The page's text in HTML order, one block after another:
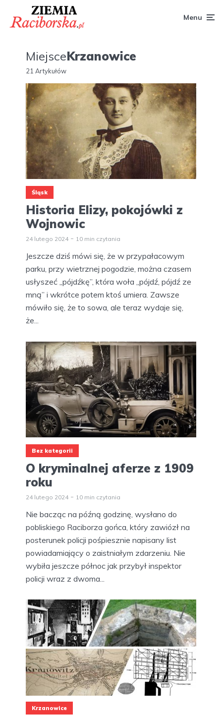
Menu
MiejsceKrzanowice
21 Artykułów
Śląsk
Historia Elizy, pokojówki z
Wojnowic
24 lutego 2024 10 min czytania
Jeszcze dziś mówi się, że w przypałacowym
parku, przy wietrznej pogodzie, można czasem
usłyszeć „pójdźkę”, która woła „pójdź, pójdź ze
mną” i wkrótce potem ktoś umiera. Zawsze
mówiło się, że to sowa, ale teraz wydaje się,
że...
Bez kategorii
O kryminalnej aferze z 1909
roku
24 lutego 2024 10 min czytania
Nie bacząc na późną godzinę, wysłano do
pobliskiego Raciborza gońca, który zawiózł na
posterunek policji pośpiesznie napisany list
powiadamiający o zaistniałym zdarzeniu. Nie
wybiła jeszcze północ jak przybył inspektor
policji wraz z dwoma...
Krzanowice